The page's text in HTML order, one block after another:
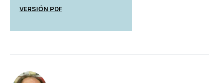
VERSIÓN PDF